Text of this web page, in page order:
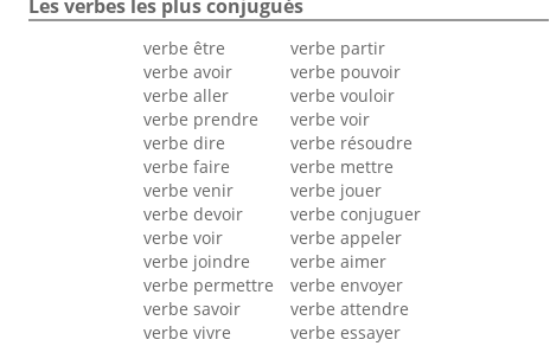
Les verbes les plus conjugués
verbe être
verbe avoir
verbe aller
verbe prendre
verbe dire
verbe faire
verbe venir
verbe devoir
verbe voir
verbe joindre
verbe permettre
verbe savoir
verbe vivre
verbe partir
verbe pouvoir
verbe vouloir
verbe voir
verbe résoudre
verbe mettre
verbe jouer
verbe conjuguer
verbe appeler
verbe aimer
verbe envoyer
verbe attendre
verbe essayer